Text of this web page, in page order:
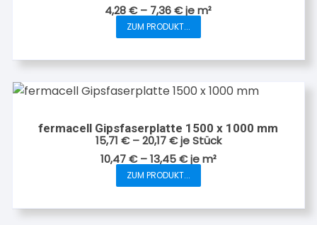
4,28€– 7,36€jem²
ZUM PRODUKT...
Dieses
weist
mehrere
Die
Optionen
können
auf
fermacell Gipsfaserplatte 1500 x 1000 mm
15,71 €–20,17€je Stück
10,47€–13,45€jem²
ZUM PRODUKT...
Dieses
weist